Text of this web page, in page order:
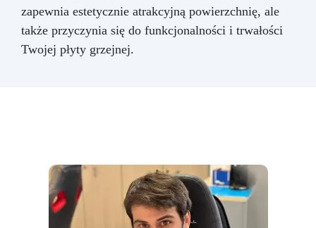
zapewnia estetycznie atrakcyjną powierzchnię, ale
także przyczynia się do funkcjonalności i trwałości
Twojej płyty grzejnej.